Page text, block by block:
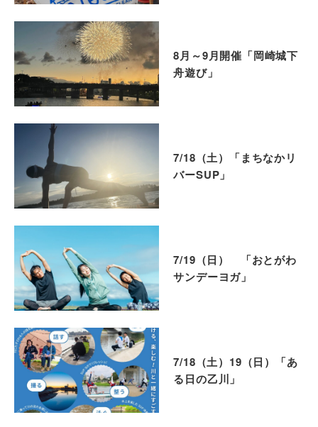
8月～9月開催「岡崎城下
舟遊び」
7/18（土）「まちなかリ
バーSUP」
7/19（日） 「おとがわ
サンデーヨガ」
7/18（土）19（日）「あ
る日の乙川」